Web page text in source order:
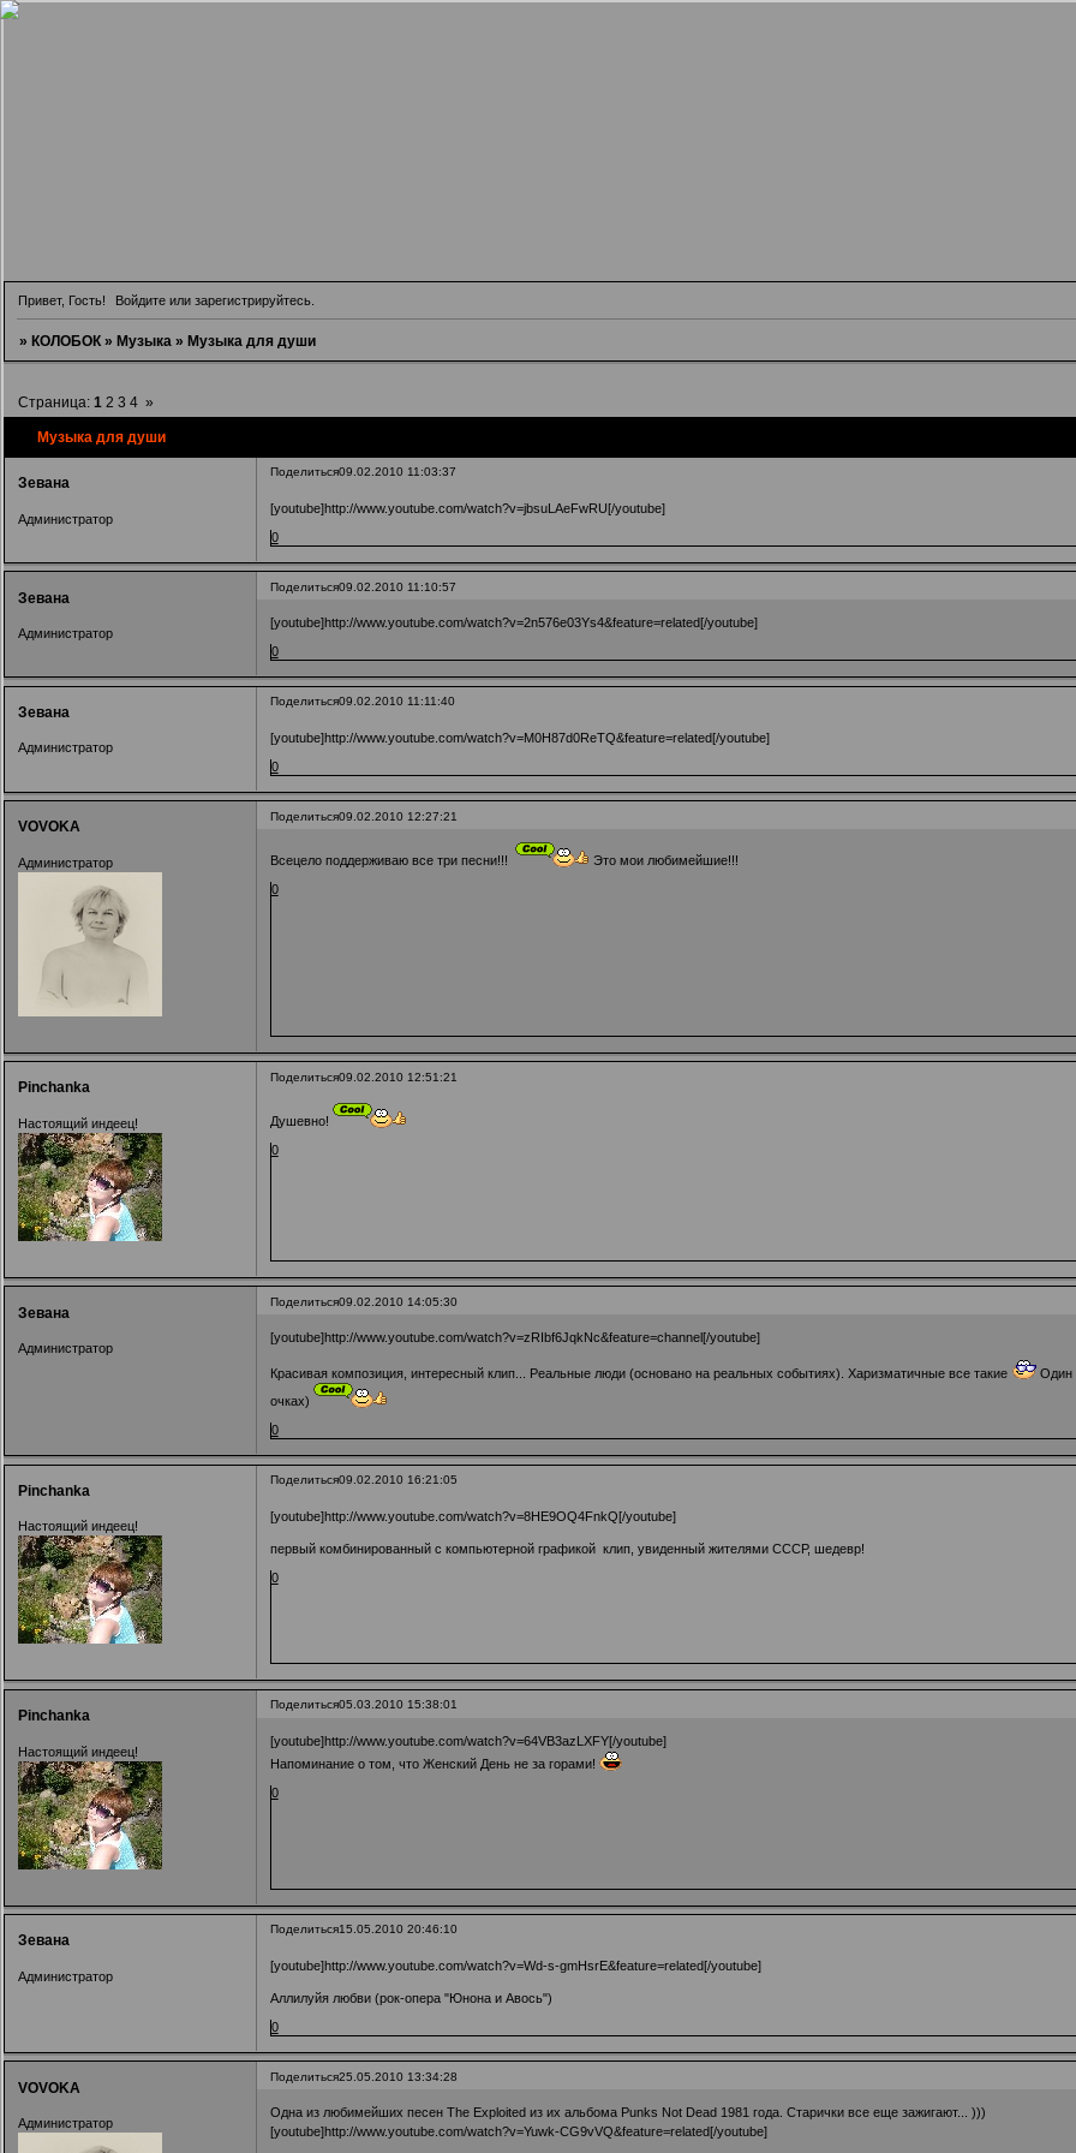
Привет, Гость! Войдите илизарегистрируйтесь
» КОЛОБОК » Музыка » Музыка для души
Музыка для души
Страница: 1 2 3 4 »
Поделиться09.02.2010 11:03:37
Зевана
Администратор
[youtube]http://www.youtube.com/watch?v=jbsuLAeFwRU[/youtube]
0
Поделиться09.02.2010 11:10:57
Зевана
Администратор
[youtube]http://www.youtube.com/watch?v=2n576e03Ys4&feature=related[/youtube]
0
Поделиться09.02.2010 11:11:40
Зевана
Администратор
[youtube]http://www.youtube.com/watch?v=M0H87d0ReTQ&feature=related[/youtube]
0
Поделиться09.02.2010 12:27:21
VOVOKA
Администратор Всецело поддерживаю все три песни!!!
Это мои любимейшие!!!
0
Поделиться09.02.2010 12:51:21
Pinchanka
Настоящий индеец!
Душевно!
0
Поделиться09.02.2010 14:05:30
Зевана
Администратор
[youtube]http://www.youtube.com/watch?v=zRIbf6JqkNc&feature=channel[/youtube]
Красивая композиция, интересный клип... Реальные люди (основано на реальных событиях). Харизматичные все такие
Один
очках)
0
Поделиться09.02.2010 16:21:05
Pinchanka
Настоящий индеец!
[youtube]http://www.youtube.com/watch?v=8HE9OQ4FnkQ[/youtube]
первый комбинированный с компьютерной графикой клип, увиденный жителями СССР, шедевр!
0
Поделиться05.03.2010 15:38:01
Pinchanka
Настоящий индеец!
[youtube]http://www.youtube.com/watch?v=64VB3azLXFY[/youtube]
Напоминание о том, что Женский День не за горами!
0
Поделиться15.05.2010 20:46:10
Зевана
Администратор
[youtube]http://www.youtube.com/watch?v=Wd-s-gmHsrE&feature=related[/youtube]
Аллилуйя любви (рок-опера "Юнона и Авось")
0
Поделиться25.05.2010 13:34:28
VOVOKA
Администратор
Одна из любимейших песен The Exploited из их альбома Punks Not Dead 1981 года. Старички все еще зажигают... )))
[youtube]http://www.youtube.com/watch?v=Yuwk-CG9vVQ&feature=related[/youtube]